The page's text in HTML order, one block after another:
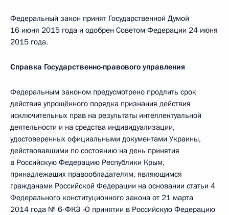
Федеральный закон принят Государственной Думой
16 июня 2015 года и одобрен Советом Федерации 24 июня
2015 года.
Справка Государственно-правового управления
Федеральным законом предусмотрено продлить срок
действия упрощённого порядка признания действия
исключительных прав на результаты интеллектуальной
деятельности и на средства индивидуализации,
удостоверенных официальными документами Украины,
действовавшими по состоянию на день принятия
в Российскую Федерацию Республики Крым,
принадлежащих правообладателям, являющимся
гражданами Российской Федерации на основании статьи 4
Федерального конституционного закона от 21 марта
2014 года № 6-ФКЗ «О принятии в Российскую Федерацию